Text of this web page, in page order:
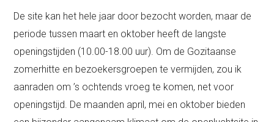
De site kan het hele jaar door bezocht worden, maar de
periode tussen maart en oktober heeft de langste
openingstijden (10.00-18.00 uur). Om de Gozitaanse
zomerhitte en bezoekersgroepen te vermijden, zou ik
aanraden om ’s ochtends vroeg te komen, net voor
openingstijd. De maanden april, mei en oktober bieden